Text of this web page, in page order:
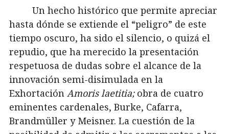
Un hecho histórico que permite apreciar
hasta dónde se extiende el “peligro” de este
tiempo oscuro, ha sido el silencio, o quizá el
repudio, que ha merecido la presentación
respetuosa de dudas sobre el alcance de la
innovación semi-disimulada en la
Exhortación Amoris laetitia;obra de cuatro
eminentes cardenales, Burke, Cafarra,
Brandmüller y Meisner. La cuestión de la